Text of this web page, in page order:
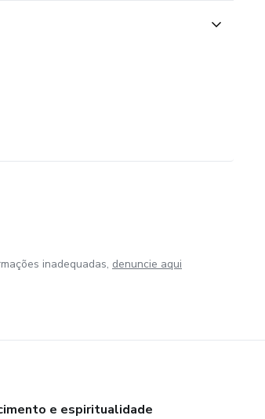
inadequadas, denuncie aqui
e espiritualidade